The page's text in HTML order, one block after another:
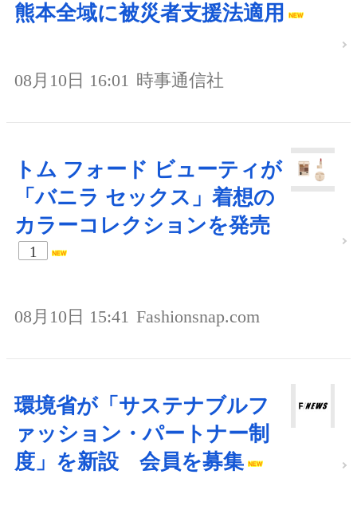
熊本全域に被災者支援法適用
08月10日 16:01 時事通信社
トム フォード ビューティが
「バニラ セックス」着想の
カラーコレクションを発売
1
08月10日 15:41 Fashionsnap.com
環境省が「サステナブルフ
ァッション・パートナー制
度」を新設 会員を募集